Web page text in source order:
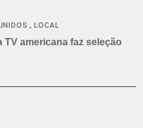
,LOCAL
americana faz seleção